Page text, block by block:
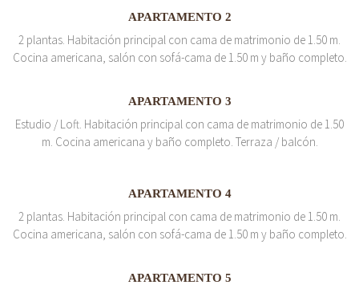
APARTAMENTO 2
2 plantas. Habitación principal con cama de matrimonio de 1.50 m.
Cocina americana, salón con sofá-cama de 1.50 m y baño completo.
APARTAMENTO 3
Estudio / Loft. Habitación principal con cama de matrimonio de 1.50
m. Cocina americana y baño completo. Terraza / balcón.
APARTAMENTO 4
2 plantas. Habitación principal con cama de matrimonio de 1.50 m.
Cocina americana, salón con sofá-cama de 1.50 m y baño completo.
APARTAMENTO 5